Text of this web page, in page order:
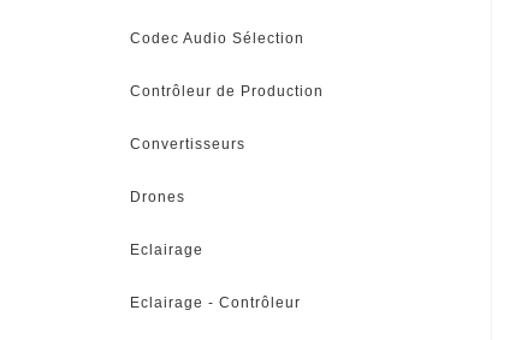
Codec Audio Sélection
Contrôleur de Production
Convertisseurs
Drones
Eclairage
Eclairage - Contrôleur